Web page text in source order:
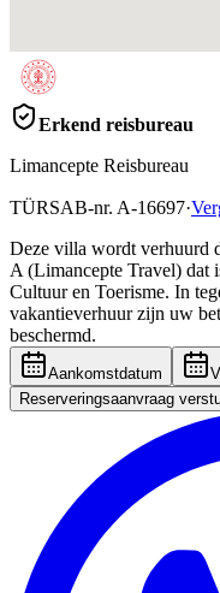
Erkend reisbureau
Limancepte Reisbureau
TÜRSAB-nr. A-16697·
Deze villa wordt verhuurd
A (Limancepte Travel) dat
Cultuur en Toerisme. In
vakantieverhuur zijn uw
beschermd.
Aankomstdatum
Reserveringsaanvraag